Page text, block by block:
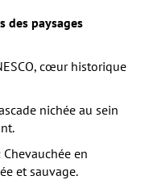
des paysages
cœur historique
nichée au sein
Chevauchée en
et sauvage.